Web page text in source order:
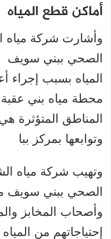
أماكن قطع المياه
وأشارت شركة
الصحي ببني سويف
المياه بسبب إجراء
محطة مياه بني
المناطق المتؤثرة
وتوابعها بمركز ببا
وتهيب شركة مياه
الصحي ببني سويف
وأصحاب المخابز
إحتياجاتهم من